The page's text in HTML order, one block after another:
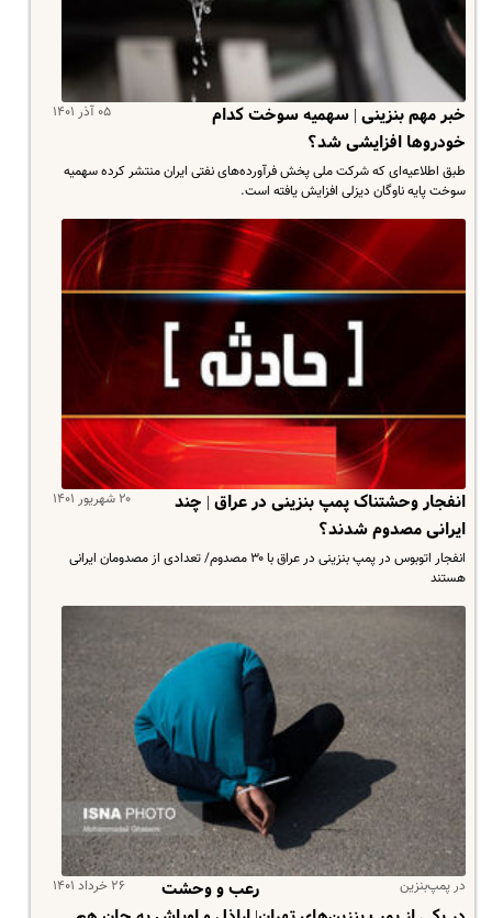
۰۵ آذر ۱۴۰۱
خبر مهم بنزینی | سهمیه سوخت کدام
خودروها افزایشی شد؟
طبق اطلاعیه‌ای که شرکت ملی پخش فرآورده‌های نفتی ایران منتشر کرده سهمیه
سوخت پایه ناوگان دیزلی افزایش یافته است.
۲۰ شهریور ۱۴۰۱
انفجار وحشتناک پمپ بنزینی در عراق | چند
ایرانی مصدوم شدند؟
انفجار اتوبوس در پمپ بنزینی در عراق با ۳۰ مصدوم/ تعدادی از مصدومان ایرانی
هستند
در پمپ‌بنزین ۲۶ خرداد ۱۴۰۱
رعب و وحشت